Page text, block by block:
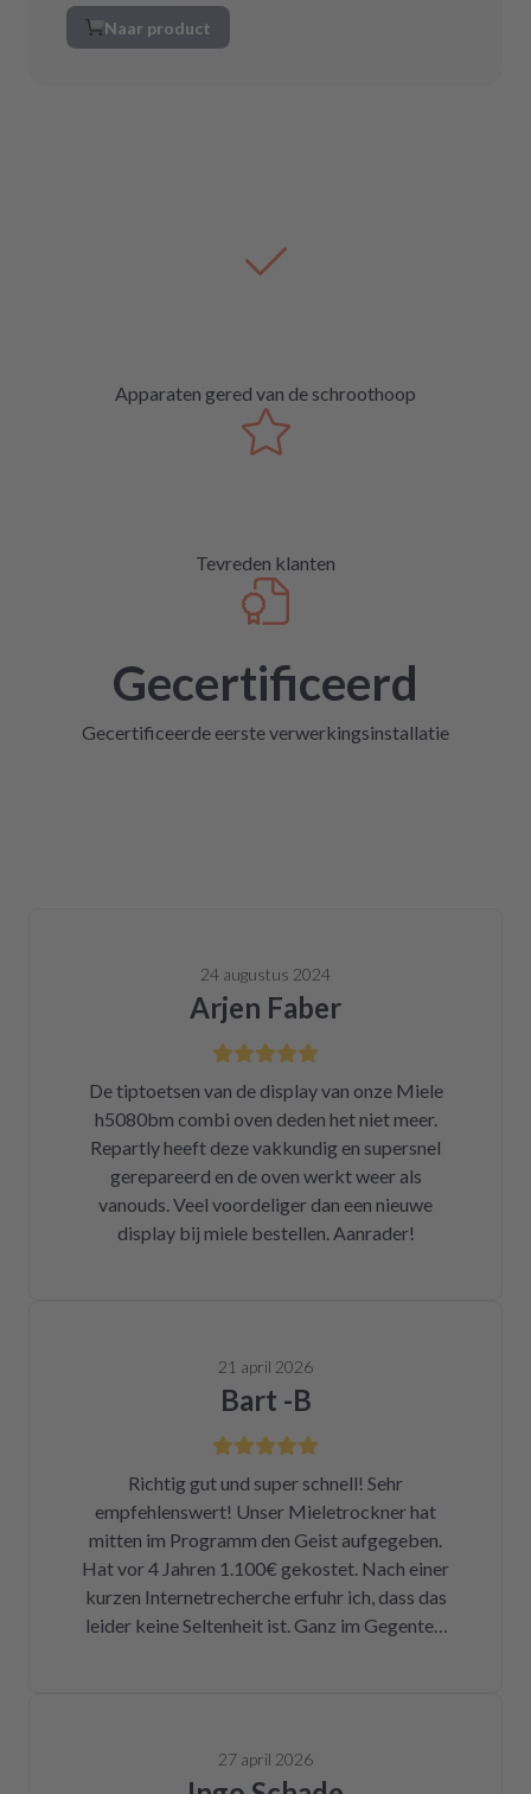
Naar product
Apparaten gered van de schroothoop
Tevreden klanten
Gecertificeerd
Gecertificeerde eerste verwerkingsinstallatie
24 augustus 2024
Arjen Faber
De tiptoetsen van de display van onze Miele
h5080bm combi oven deden het niet meer.
Repartly heeft deze vakkundig en supersnel
gerepareerd en de oven werkt weer als
vanouds. Veel voordeliger dan een nieuwe
display bij miele bestellen. Aanrader!
21 april 2026
Bart -B
Richtig gut und super schnell! Sehr
empfehlenswert! Unser Mieletrockner hat
mitten im Programm den Geist aufgegeben.
Hat vor 4 Jahren 1.100€ gekostet. Nach einer
kurzen Internetrecherche erfuhr ich, dass das
leider keine Seltenheit ist. Ganz im Gegenteil.
Modell und Fehler eingegeben und dann hatte
27 april 2026